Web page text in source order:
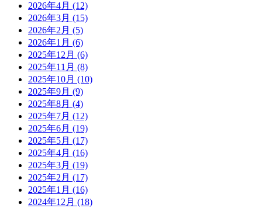
2026年4月 (12)
2026年3月 (15)
2026年2月 (5)
2026年1月 (6)
2025年12月 (6)
2025年11月 (8)
2025年10月 (10)
2025年9月 (9)
2025年8月 (4)
2025年7月 (12)
2025年6月 (19)
2025年5月 (17)
2025年4月 (16)
2025年3月 (19)
2025年2月 (17)
2025年1月 (16)
2024年12月 (18)